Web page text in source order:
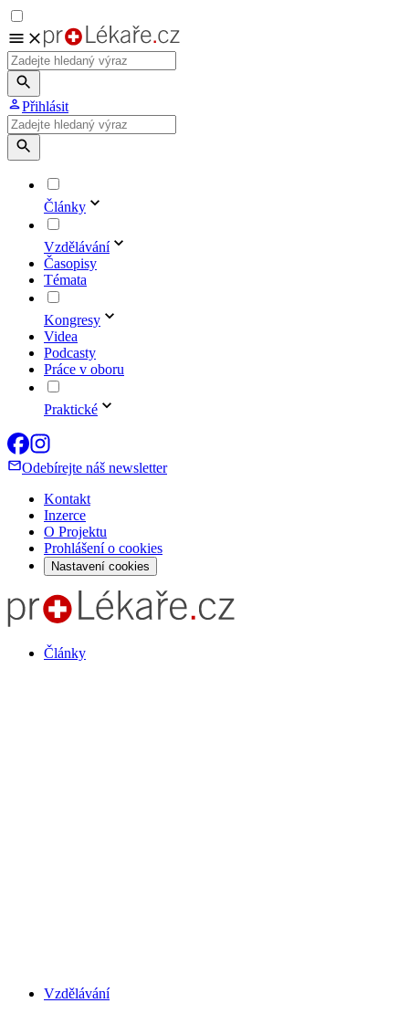
Přihlásit
Články
Vzdělávání
Časopisy
Témata
Kongresy
Videa
Podcasty
Práce v oboru
Praktické
Odebírejte náš newsletter
Kontakt
Inzerce
O Projektu
Prohlášení o cookies
Nastavení cookies
Články
Vzdělávání